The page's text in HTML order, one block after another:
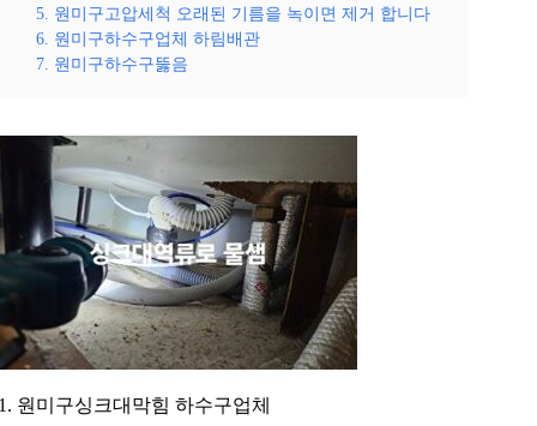
5. 원미구고압세척 오래된 기름을 녹이면 제거 합니다
6. 원미구하수구업체 하림배관
7. 원미구하수구뚫음
원미구싱크대막힘 하수구업체